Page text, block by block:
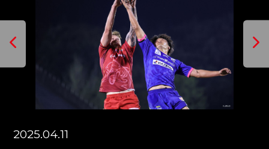
2025.04.11